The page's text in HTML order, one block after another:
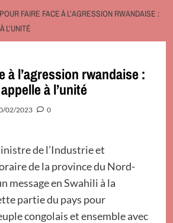
POUR FAIRE FACE À L’AGRESSION RWANDAISE :
L’UNITÉ
à l’agression rwandaise :
à l’unité
02/2023 0
de l’Industrie et
de la province du Nord-
message en Swahili à la
partie du pays pour
congolais et ensemble avec